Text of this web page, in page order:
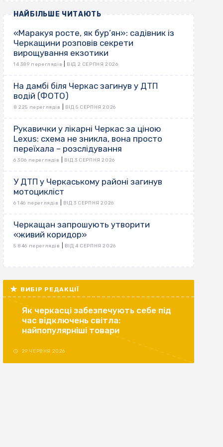
НАЙБІЛЬШЕ ЧИТАЮТЬ
«Маракуя росте, як бур’ян»: садівник із
Черкащини розповів секрети
вирощування екзотики
14 389 переглядів ВІД 2 СЕРПНЯ 2026
На дамбі біля Черкас загинув у ДТП
водій (ФОТО)
8 225 переглядів ВІД 5 СЕРПНЯ 2026
Рукавички у лікарні Черкас за ціною
Lexus: схема не зникла, вона просто
переїхала – розслідування
6 306 переглядів ВІД 3 СЕРПНЯ 2026
У ДТП у Черкаському районі загинув
мотоцикліст
6 146 переглядів ВІД 3 СЕРПНЯ 2026
Черкащан запрошують утворити
«живий коридор»
5 846 переглядів ВІД 4 СЕРПНЯ 2026
ВИБІР РЕДАКЦІЇ
Як черкасці забезпечують себе під
час відключень світла:
найпопулярніші товари
29 ЧЕРВНЯ 2026